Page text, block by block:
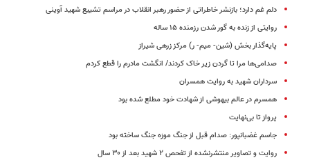
دلم غم دارد؛ بازنشر خاطراتی از حضور رهبر انقلاب در مراسم تشییع شهید آوینی
روایتی از زنده به گور شدن رزمنده ۱۵ ساله
پایه‌گذار بخش (شین‌- میم‌- ر) مرکز زرهی شیراز
صدامی‌ها مرا تا گردن زیر خاک کردند/ انگشت مادرم را قطع کردم
سرداران شهید به روایت همسران
همسرم در عالم بیهوشی از شهادت خود مطلع شده بود
پرواز تا بی‌نهایت
جاسم غضبانپور: صدام قبل از جنگ موزه جنگ ساخته بود
روایت و تصاویر منتشرنشده از تفحص ۲ شهید بعد از ۳۰ سال